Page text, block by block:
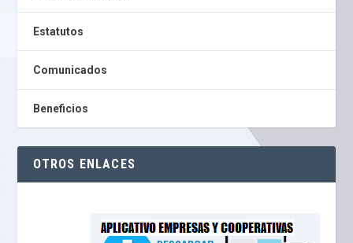
Estatutos
Comunicados
Beneficios
OTROS ENLACES